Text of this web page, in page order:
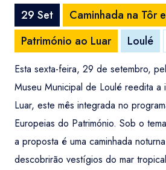
29 Set
Caminhada na Tôr
Património ao Luar
Loulé
Esta sexta-feira, 29 de setembro,
Museu Municipal de Loulé reedita a
Luar, este mês integrada no
Europeias do Património. Sob o
a proposta é uma caminhada
descobrirão vestígios do mar